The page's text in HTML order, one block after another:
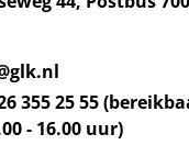
355 25 55
- 16.00 uur)